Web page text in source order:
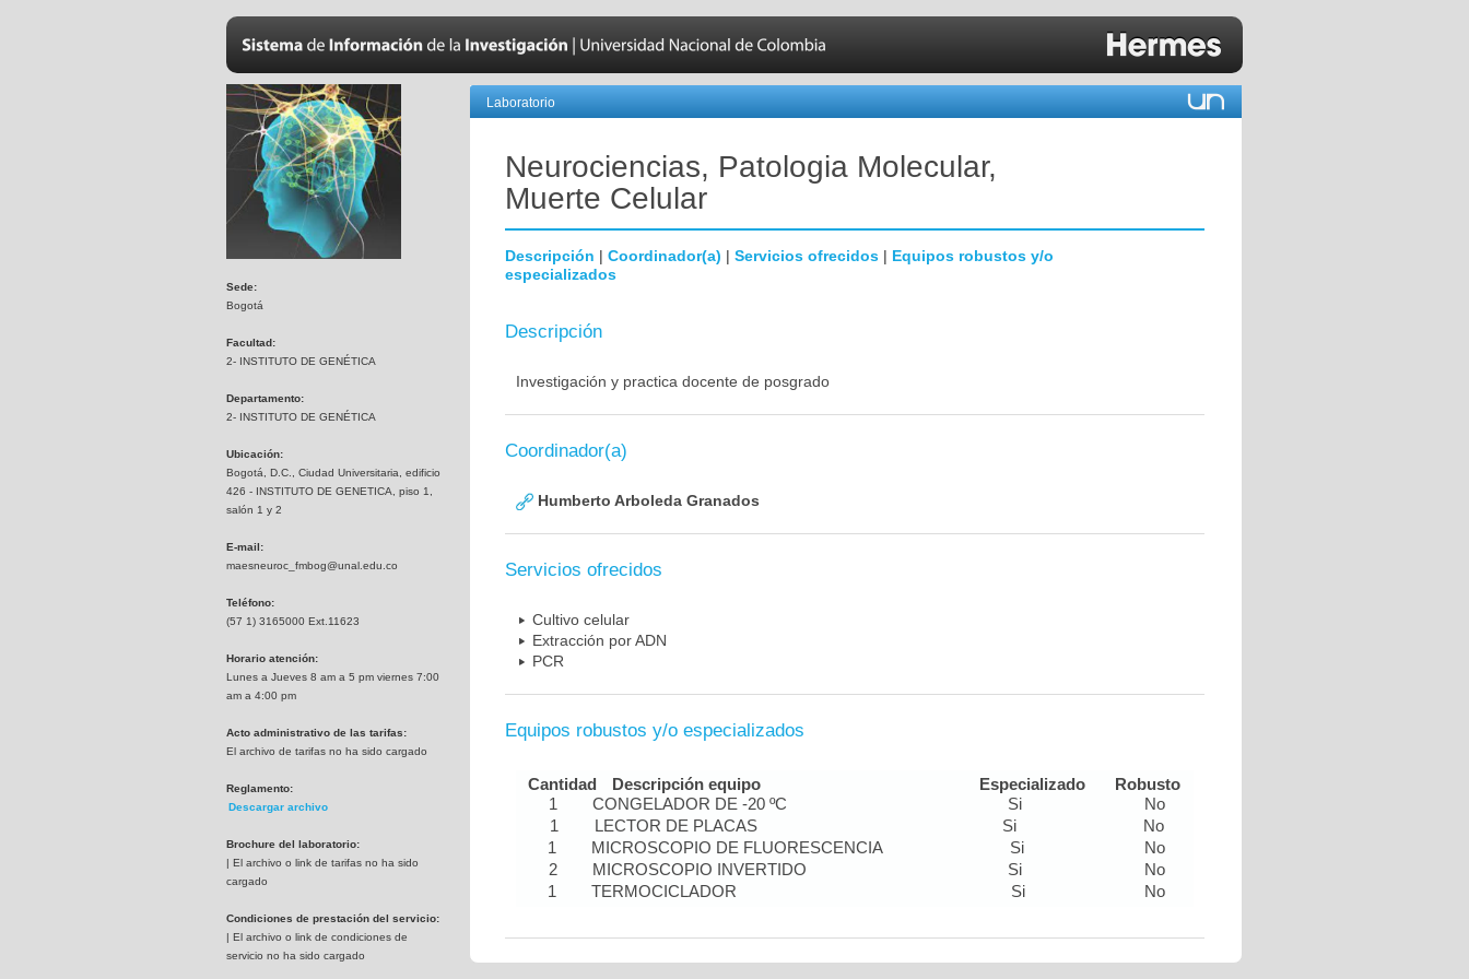
Sede:
Bogotá
Facultad:
2- INSTITUTO DE GENÉTICA
Departamento:
2- INSTITUTO DE GENÉTICA
Ubicación:
Bogotá, D.C., Ciudad Universitaria, edificio
426 - INSTITUTO DE GENETICA, piso 1,
salón 1 y 2
E-mail:
maesneuroc_fmbog@unal.edu.co
Teléfono:
(57 1) 3165000 Ext.11623
Horario atención:
Lunes a Jueves 8 am a 5 pm viernes 7:00
am a 4:00 pm
Acto administrativo de las tarifas:
El archivo de tarifas no ha sido cargado
Reglamento:
Descargar archivo
Brochure del laboratorio:
| El archivo o link de tarifas no ha sido
cargado
Condiciones de prestación del servicio:
| El archivo o link de condiciones de
servicio no ha sido cargado
Laboratorio
Neurociencias, Patologia Molecular,
Muerte Celular
Descripción | Coordinador(a) | Servicios ofrecidos | Equipos robustos y/o
especializados
Descripción
Investigación y practica docente de posgrado
Coordinador(a)
Humberto Arboleda Granados
Servicios ofrecidos
Cultivo celular
Extracción por ADN
PCR
Equipos robustos y/o especializados
Cantidad Descripción equipo Especializado
Robusto
1
CONGELADOR DE -20 ºC Si
No
1
LECTOR DE PLACAS Si
No
1
MICROSCOPIO DE FLUORESCENCIA Si
No
2
MICROSCOPIO INVERTIDO Si
No
1
TERMOCICLADOR Si No